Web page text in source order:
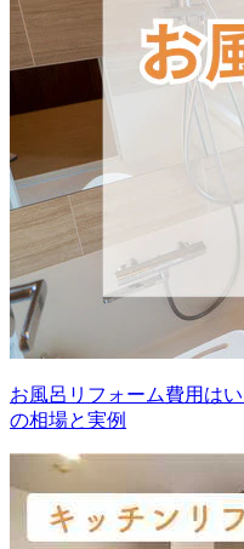
お風呂リフォーム費用は
の相場と実例